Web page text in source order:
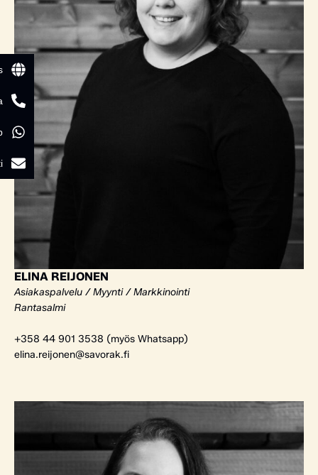
ELINA REIJONEN
Asiakaspalvelu / Myynti / Markkinointi
Rantasalmi
+358 44 901 3538 (myös Whatsapp)
elina.reijonen@savorak.fi